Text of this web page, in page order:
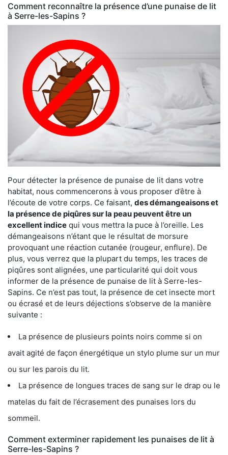
Comment reconnaître la présence d’une punaise de lit
à Serre-les-Sapins ?
Pour détecter la présence de punaise de lit dans votre
habitat, nous commencerons à vous proposer d’être à
l’écoute de votre corps. Ce faisant, des démangeaisons et
la présence de piqûres sur la peau peuvent être un
excellent indice qui vous mettra la puce à l’oreille. Les
démangeaisons n’étant que le résultat de morsure
provoquant une réaction cutanée (rougeur, enflure). De
plus, vous verrez que la plupart du temps, les traces de
piqûres sont alignées, une particularité qui doit vous
informer de la présence de punaise de lit à Serre-les-
Sapins. Ce n’est pas tout, la présence de cet insecte mort
ou écrasé et de leurs déjections s’observe de la manière
suivante :
La présence de plusieurs points noirs comme si on
avait agité de façon énergétique un stylo plume sur un mur
ou sur les parois du lit.
La présence de longues traces de sang sur le drap ou le
matelas du fait de l’écrasement des punaises lors du
sommeil.
Comment exterminer rapidement les punaises de lit à
Serre-les-Sapins ?